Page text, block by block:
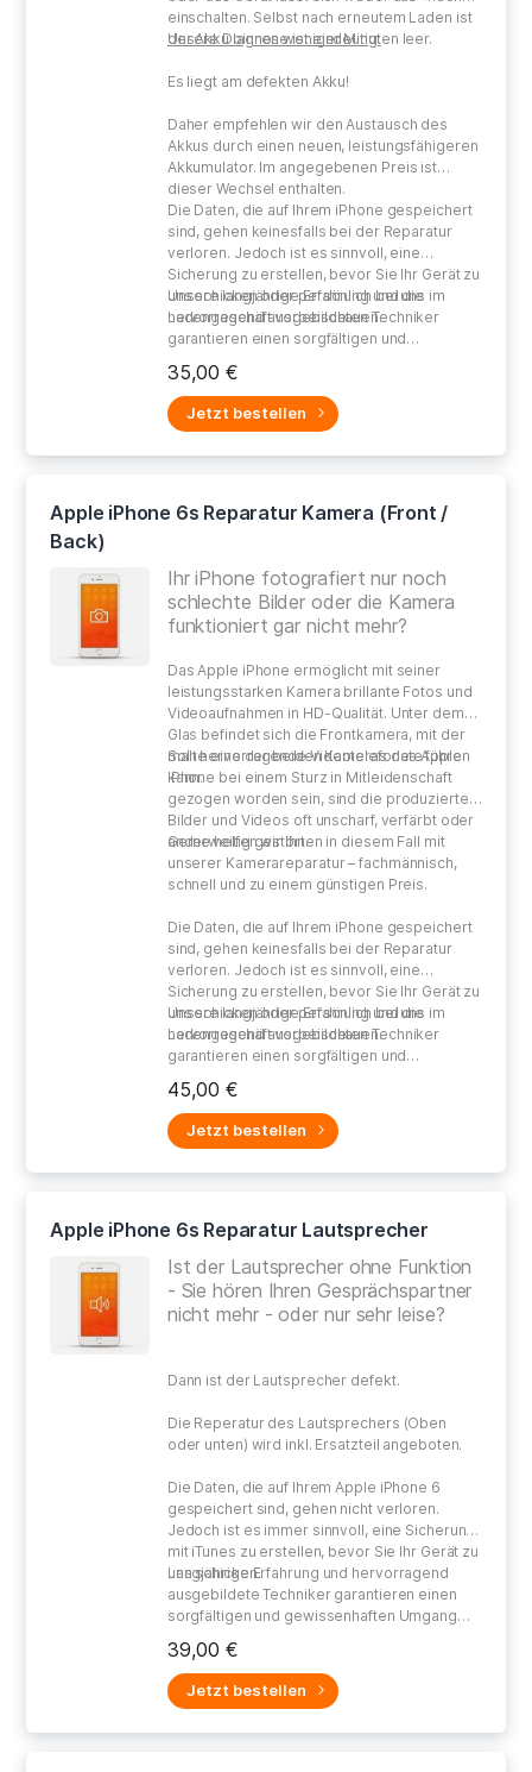
einschalten. Selbst nach erneutem Laden ist
der Akku binnen weniger Minuten leer.
Unsere Diagnose ist eindeutig:
Es liegt am defekten Akku!
Daher empfehlen wir den Austausch des
Akkus durch einen neuen, leistungsfähigeren
Akkumulator. Im angegebenen Preis ist
dieser Wechsel enthalten.
Die Daten, die auf Ihrem iPhone gespeichert
sind, gehen keinesfalls bei der Reparatur
verloren. Jedoch ist es sinnvoll, eine
Sicherung zu erstellen, bevor Sie Ihr Gerät zu
uns schicken oder persönlich bei uns im
Ladengeschäft vorbeischauen.
Unsere langjährige Erfahrung und die
hervorragend ausgebildeten Techniker
garantieren einen sorgfältigen und
Ihres defekten Gerätes.
35,00 €
Jetzt bestellen
Apple iPhone 6s Reparatur Kamera (Front /
Back)
Ihr iPhone fotografiert nur noch
schlechte Bilder oder die Kamera
funktioniert gar nicht mehr?
Das Apple iPhone ermöglicht mit seiner
leistungsstarken Kamera brillante Fotos und
Videoaufnahmen in HD-Qualität. Unter dem
Glas befindet sich die Frontkamera, mit der
man hervorragende Videotelefonate führen
kann.
Sollte eine der beiden Kameras des Apple
iPhone bei einem Sturz in Mitleidenschaft
gezogen worden sein, sind die produzierten
Bilder und Videos oft unscharf, verfärbt oder
anderweitig gestört.
Gerne helfen wir Ihnen in diesem Fall mit
unserer Kamerareparatur – fachmännisch,
schnell und zu einem günstigen Preis.
Die Daten, die auf Ihrem iPhone gespeichert
sind, gehen keinesfalls bei der Reparatur
verloren. Jedoch ist es sinnvoll, eine
Sicherung zu erstellen, bevor Sie Ihr Gerät zu
uns schicken oder persönlich bei uns im
Ladengeschäft vorbeischauen.
Unsere langjährige Erfahrung und die
hervorragend ausgebildeten Techniker
garantieren einen sorgfältigen und
Ihres defekten Gerätes.
45,00 €
Jetzt bestellen
Apple iPhone 6s Reparatur Lautsprecher
Ist der Lautsprecher ohne Funktion
- Sie hören Ihren Gesprächspartner
nicht mehr - oder nur sehr leise?
Dann ist der Lautsprecher defekt.
Die Reperatur des Lautsprechers (Oben
oder unten) wird inkl. Ersatzteil angeboten.
Die Daten, die auf Ihrem Apple iPhone 6
gespeichert sind, gehen nicht verloren.
Jedoch ist es immer sinnvoll, eine Sicherung
mit iTunes zu erstellen, bevor Sie Ihr Gerät zu
uns schicken.
Langjährige Erfahrung und hervorragend
ausgebildete Techniker garantieren einen
sorgfältigen und gewissenhaften Umgang
39,00 €
Jetzt bestellen